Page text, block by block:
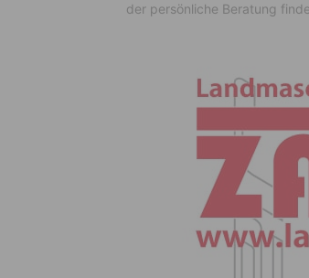
der persönliche Beratung